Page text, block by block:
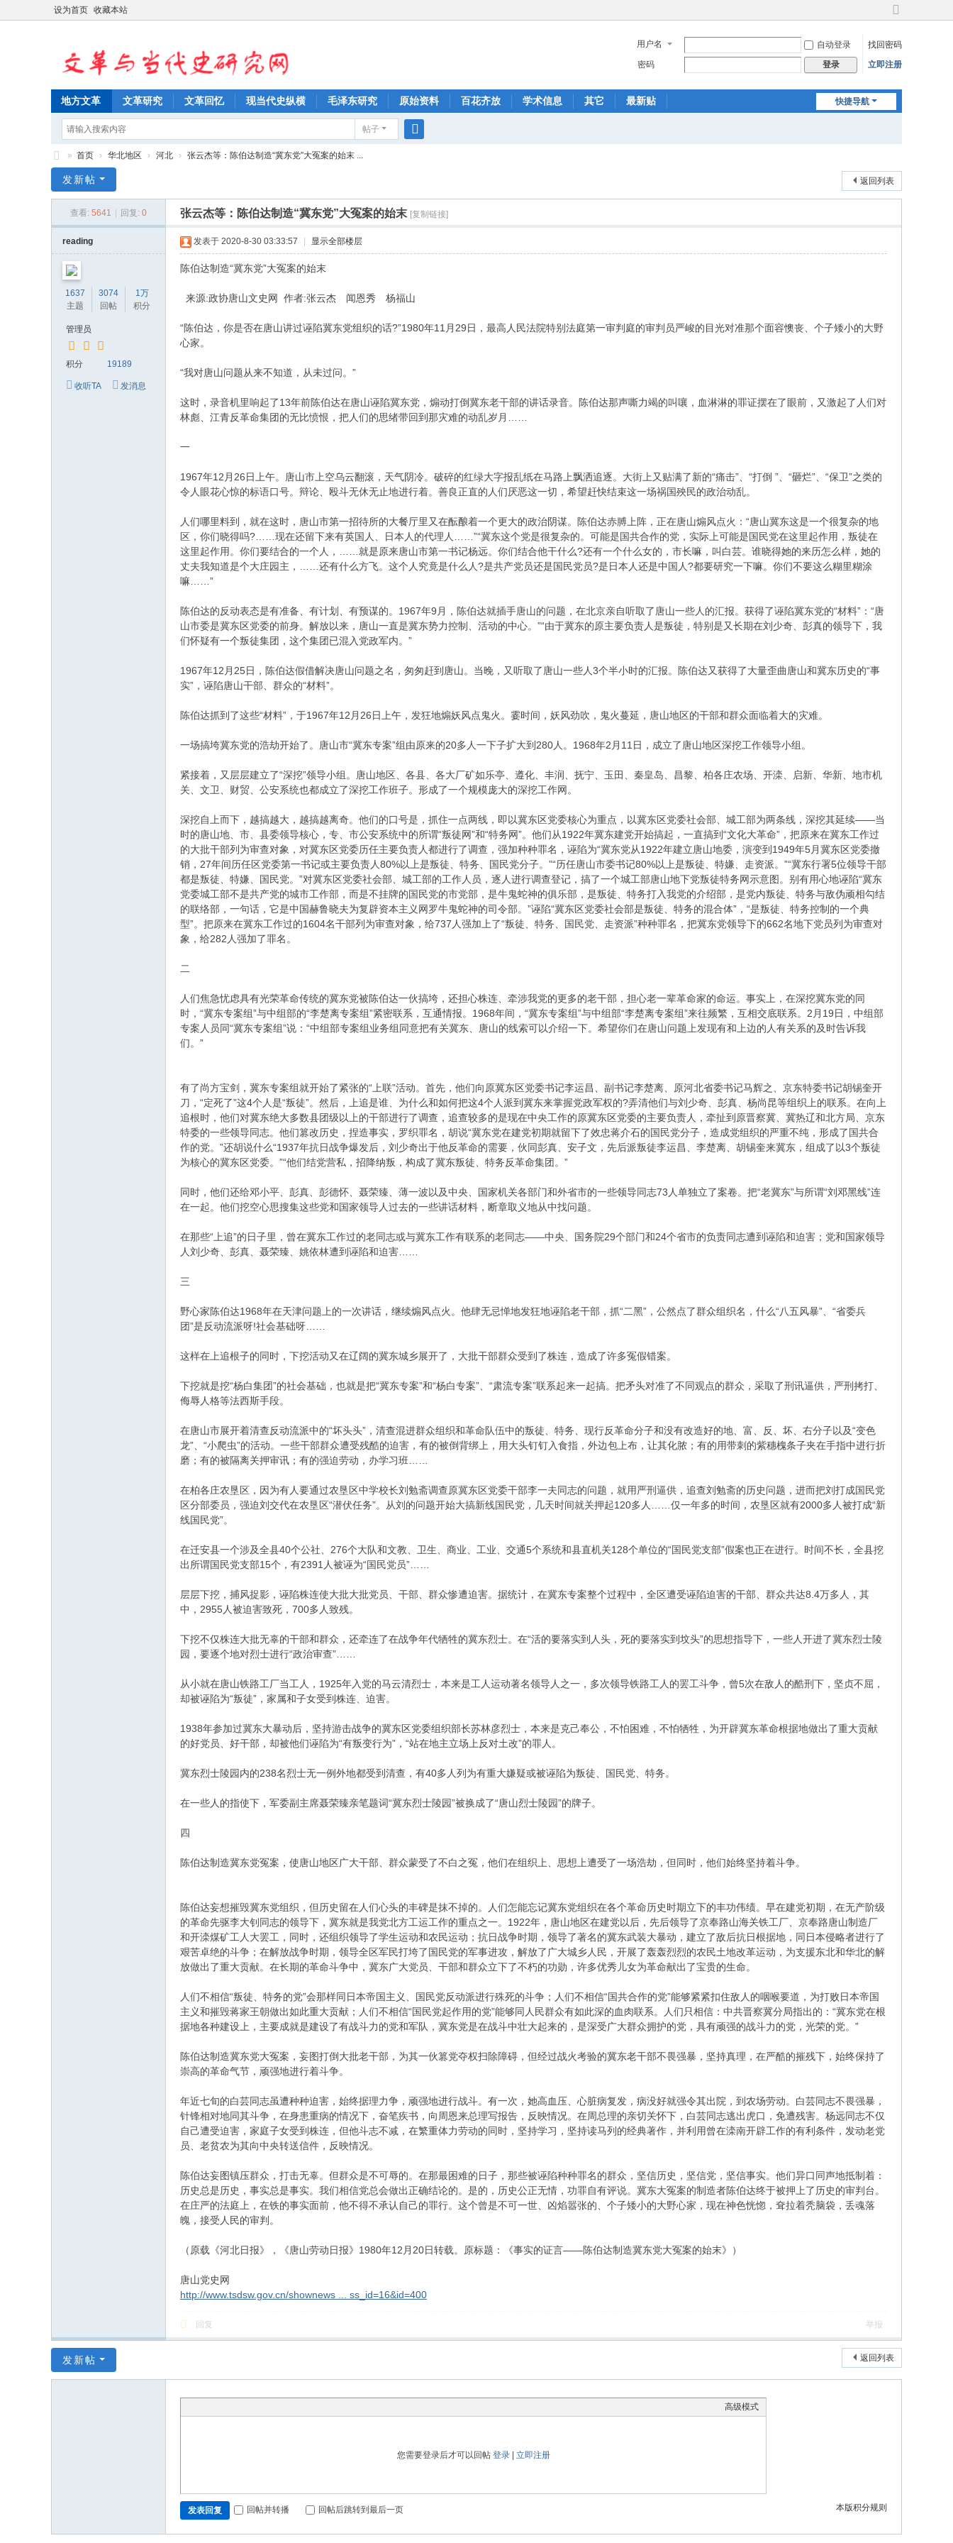
设为首页 收藏本站
切
到
宽
用户名 自动登录
找回密码
密码
登录 立即注册
快捷导航
地方文革 文革研究 文革回忆 现当代史纵横 毛泽东研究 原始资料 百花齐放 学术信息 其它 最新贴
帖子
革
» 首页 › 华北地区 › 河北 › 张云杰等：陈伯达制造“冀东党”大冤案的始末 ...
返回列表
发新帖
查看: 5641 回复: 0 张云杰等：陈伯达制造“冀东党”大冤案的始末 [复制链接]
reading
1637
主题
3074
回帖
1万
积分
管理员
积分 19189
收听TA 发消息
发表于 2020-8-30 03:33:57 显示全部楼层
陈伯达制造“冀东党”大冤案的始末
来源:政协唐山文史网 作者:张云杰 闻恩秀 杨福山
“陈伯达，你是否在唐山讲过诬陷冀东党组织的话?”1980年11月29日，最高人民法院特别法庭第一审判庭的审判员严峻的目光对准那个面容懊丧、个子矮小的大野
心家。
“我对唐山问题从来不知道，从未过问。”
这时，录音机里响起了13年前陈伯达在唐山诬陷冀东党，煽动打倒冀东老干部的讲话录音。陈伯达那声嘶力竭的叫嚷，血淋淋的罪证摆在了眼前，又激起了人们对
林彪、江青反革命集团的无比愤恨，把人们的思绪带回到那灾难的动乱岁月……
一
1967年12月26日上午。唐山市上空乌云翻滚，天气阴冷。破碎的红绿大字报乱纸在马路上飘洒追逐。大街上又贴满了新的“痛击”、“打倒 ”、“砸烂”、“保卫”之类的
令人眼花心惊的标语口号。辩论、殴斗无休无止地进行着。善良正直的人们厌恶这一切，希望赶快结束这一场祸国殃民的政治动乱。
人们哪里料到，就在这时，唐山市第一招待所的大餐厅里又在酝酿着一个更大的政治阴谋。陈伯达赤膊上阵，正在唐山煽风点火：“唐山冀东这是一个很复杂的地
区，你们晓得吗?……现在还留下来有英国人、日本人的代理人……”“冀东这个党是很复杂的。可能是国共合作的党，实际上可能是国民党在这里起作用，叛徒在
这里起作用。你们要结合的一个人，……就是原来唐山市第一书记杨远。你们结合他干什么?还有一个什么女的，市长嘛，叫白芸。谁晓得她的来历怎么样，她的
丈夫我知道是个大庄园主，……还有什么方飞。这个人究竟是什么人?是共产党员还是国民党员?是日本人还是中国人?都要研究一下嘛。你们不要这么糊里糊涂
嘛……”
陈伯达的反动表态是有准备、有计划、有预谋的。1967年9月，陈伯达就插手唐山的问题，在北京亲自听取了唐山一些人的汇报。获得了诬陷冀东党的“材料”：“唐
山市委是冀东区党委的前身。解放以来，唐山一直是冀东势力控制、活动的中心。”“由于冀东的原主要负责人是叛徒，特别是又长期在刘少奇、彭真的领导下，我
们怀疑有一个叛徒集团，这个集团已混入党政军内。”
1967年12月25日，陈伯达假借解决唐山问题之名，匆匆赶到唐山。当晚，又听取了唐山一些人3个半小时的汇报。陈伯达又获得了大量歪曲唐山和冀东历史的“事
实”，诬陷唐山干部、群众的“材料”。
陈伯达抓到了这些“材料”，于1967年12月26日上午，发狂地煽妖风点鬼火。霎时间，妖风劲吹，鬼火蔓延，唐山地区的干部和群众面临着大的灾难。
一场搞垮冀东党的浩劫开始了。唐山市“冀东专案”组由原来的20多人一下子扩大到280人。1968年2月11日，成立了唐山地区深挖工作领导小组。
紧接着，又层层建立了“深挖”领导小组。唐山地区、各县、各大厂矿如乐亭、遵化、丰润、抚宁、玉田、秦皇岛、昌黎、柏各庄农场、开滦、启新、华新、地市机
关、文卫、财贸、公安系统也都成立了深挖工作班子。形成了一个规模庞大的深挖工作网。
深挖自上而下，越搞越大，越搞越离奇。他们的口号是，抓住一点两线，即以冀东区党委核心为重点，以冀东区党委社会部、城工部为两条线，深挖其延续——当
时的唐山地、市、县委领导核心，专、市公安系统中的所谓“叛徒网”和“特务网”。他们从1922年冀东建党开始搞起，一直搞到“文化大革命”，把原来在冀东工作过
的大批干部列为审查对象，对冀东区党委历任主要负责人都进行了调查，强加种种罪名，诬陷为“冀东党从1922年建立唐山地委，演变到1949年5月冀东区党委撤
销，27年间历任区党委第一书记或主要负责人80%以上是叛徒、特务、国民党分子。”“历任唐山市委书记80%以上是叛徒、特嫌、走资派。”“冀东行署5位领导干部
都是叛徒、特嫌、国民党。”对冀东区党委社会部、城工部的工作人员，逐人进行调查登记，搞了一个城工部唐山地下党叛徒特务网示意图。别有用心地诬陷“冀东
党委城工部不是共产党的城市工作部，而是不挂牌的国民党的市党部，是牛鬼蛇神的俱乐部，是叛徒、特务打入我党的介绍部，是党内叛徒、特务与敌伪顽相勾结
的联络部，一句话，它是中国赫鲁晓夫为复辟资本主义网罗牛鬼蛇神的司令部。”诬陷“冀东区党委社会部是叛徒、特务的混合体”，“是叛徒、特务控制的一个典
型”。把原来在冀东工作过的1604名干部列为审查对象，给737人强加上了“叛徒、特务、国民党、走资派”种种罪名，把冀东党领导下的662名地下党员列为审查对
象，给282人强加了罪名。
二
人们焦急忧虑具有光荣革命传统的冀东党被陈伯达一伙搞垮，还担心株连、牵涉我党的更多的老干部，担心老一辈革命家的命运。事实上，在深挖冀东党的同
时，“冀东专案组”与中组部的“李楚离专案组”紧密联系，互通情报。1968年间，“冀东专案组”与中组部“李楚离专案组”来往频繁，互相交底联系。2月19日，中组部
专案人员同“冀东专案组”说：“中组部专案组业务组同意把有关冀东、唐山的线索可以介绍一下。希望你们在唐山问题上发现有和上边的人有关系的及时告诉我
们。”
有了尚方宝剑，冀东专案组就开始了紧张的“上联”活动。首先，他们向原冀东区党委书记李运昌、副书记李楚离、原河北省委书记马辉之、京东特委书记胡锡奎开
刀，“定死了”这4个人是“叛徒”。然后，上追是谁、为什么和如何把这4个人派到冀东来掌握党政军权的?弄清他们与刘少奇、彭真、杨尚昆等组织上的联系。在向上
追根时，他们对冀东绝大多数县团级以上的干部进行了调查，追查较多的是现在中央工作的原冀东区党委的主要负责人，牵扯到原晋察冀、冀热辽和北方局、京东
特委的一些领导同志。他们篡改历史，捏造事实，罗织罪名，胡说“冀东党在建党初期就留下了效忠蒋介石的国民党分子，造成党组织的严重不纯，形成了国共合
作的党。”还胡说什么“1937年抗日战争爆发后，刘少奇出于他反革命的需要，伙同彭真、安子文，先后派叛徒李运昌、李楚离、胡锡奎来冀东，组成了以3个叛徒
为核心的冀东区党委。”“他们结党营私，招降纳叛，构成了冀东叛徒、特务反革命集团。”
同时，他们还给邓小平、彭真、彭德怀、聂荣臻、薄一波以及中央、国家机关各部门和外省市的一些领导同志73人单独立了案卷。把“老冀东”与所谓“刘邓黑线”连
在一起。他们挖空心思搜集这些党和国家领导人过去的一些讲话材料，断章取义地从中找问题。
在那些“上追”的日子里，曾在冀东工作过的老同志或与冀东工作有联系的老同志——中央、国务院29个部门和24个省市的负责同志遭到诬陷和迫害；党和国家领导
人刘少奇、彭真、聂荣臻、姚依林遭到诬陷和迫害……
三
野心家陈伯达1968年在天津问题上的一次讲话，继续煽风点火。他肆无忌惮地发狂地诬陷老干部，抓“二黑”，公然点了群众组织名，什么“八五风暴”、“省委兵
团”是反动流派呀!社会基础呀……
这样在上追根子的同时，下挖活动又在辽阔的冀东城乡展开了，大批干部群众受到了株连，造成了许多冤假错案。
下挖就是挖“杨白集团”的社会基础，也就是把“冀东专案”和“杨白专案”、“肃流专案”联系起来一起搞。把矛头对准了不同观点的群众，采取了刑讯逼供，严刑拷打、
侮辱人格等法西斯手段。
在唐山市展开着清查反动流派中的“坏头头”，清查混进群众组织和革命队伍中的叛徒、特务、现行反革命分子和没有改造好的地、富、反、坏、右分子以及“变色
龙”、“小爬虫”的活动。一些干部群众遭受残酷的迫害，有的被倒背绑上，用大头钉钉入食指，外边包上布，让其化脓；有的用带刺的紫穗槐条子夹在手指中进行折
磨；有的被隔离关押审讯；有的强迫劳动，办学习班……
在柏各庄农垦区，因为有人要通过农垦区中学校长刘勉斋调查原冀东区党委干部李一夫同志的问题，就用严刑逼供，追查刘勉斋的历史问题，进而把刘打成国民党
区分部委员，强迫刘交代在农垦区“潜伏任务”。从刘的问题开始大搞新线国民党，几天时间就关押起120多人……仅一年多的时间，农垦区就有2000多人被打成“新
线国民党”。
在迁安县一个涉及全县40个公社、276个大队和文教、卫生、商业、工业、交通5个系统和县直机关128个单位的“国民党支部”假案也正在进行。时间不长，全县挖
出所谓国民党支部15个，有2391人被诬为“国民党员”……
层层下挖，捕风捉影，诬陷株连使大批大批党员、干部、群众惨遭迫害。据统计，在冀东专案整个过程中，全区遭受诬陷迫害的干部、群众共达8.4万多人，其
中，2955人被迫害致死，700多人致残。
下挖不仅株连大批无辜的干部和群众，还牵连了在战争年代牺牲的冀东烈士。在“活的要落实到人头，死的要落实到坟头”的思想指导下，一些人开进了冀东烈士陵
园，要逐个地对烈士进行“政治审查”……
从小就在唐山铁路工厂当工人，1925年入党的马云清烈士，本来是工人运动著名领导人之一，多次领导铁路工人的罢工斗争，曾5次在敌人的酷刑下，坚贞不屈，
却被诬陷为“叛徒”，家属和子女受到株连、迫害。
1938年参加过冀东大暴动后，坚持游击战争的冀东区党委组织部长苏林彦烈士，本来是克己奉公，不怕困难，不怕牺牲，为开辟冀东革命根据地做出了重大贡献
的好党员、好干部，却被他们诬陷为“有叛变行为”，“站在地主立场上反对土改”的罪人。
冀东烈士陵园内的238名烈士无一例外地都受到清查，有40多人列为有重大嫌疑或被诬陷为叛徒、国民党、特务。
在一些人的指使下，军委副主席聂荣臻亲笔题词“冀东烈士陵园”被换成了“唐山烈士陵园”的牌子。
四
陈伯达制造冀东党冤案，使唐山地区广大干部、群众蒙受了不白之冤，他们在组织上、思想上遭受了一场浩劫，但同时，他们始终坚持着斗争。
陈伯达妄想摧毁冀东党组织，但历史留在人们心头的丰碑是抹不掉的。人们怎能忘记冀东党组织在各个革命历史时期立下的丰功伟绩。早在建党初期，在无产阶级
的革命先驱李大钊同志的领导下，冀东就是我党北方工运工作的重点之一。1922年，唐山地区在建党以后，先后领导了京奉路山海关铁工厂、京奉路唐山制造厂
和开滦煤矿工人大罢工，同时，还组织领导了学生运动和农民运动；抗日战争时期，领导了著名的冀东武装大暴动，建立了敌后抗日根据地，同日本侵略者进行了
艰苦卓绝的斗争；在解放战争时期，领导全区军民打垮了国民党的军事进攻，解放了广大城乡人民，开展了轰轰烈烈的农民土地改革运动，为支援东北和华北的解
放做出了重大贡献。在长期的革命斗争中，冀东广大党员、干部和群众立下了不朽的功勋，许多优秀儿女为革命献出了宝贵的生命。
人们不相信“叛徒、特务的党”会那样同日本帝国主义、国民党反动派进行殊死的斗争；人们不相信“国共合作的党”能够紧紧扣住敌人的咽喉要道，为打败日本帝国
主义和摧毁蒋家王朝做出如此重大贡献；人们不相信“国民党起作用的党”能够同人民群众有如此深的血肉联系。人们只相信：中共晋察冀分局指出的：“冀东党在根
据地各种建设上，主要成就是建设了有战斗力的党和军队，冀东党是在战斗中壮大起来的，是深受广大群众拥护的党，具有顽强的战斗力的党，光荣的党。”
陈伯达制造冀东党大冤案，妄图打倒大批老干部，为其一伙篡党夺权扫除障碍，但经过战火考验的冀东老干部不畏强暴，坚持真理，在严酷的摧残下，始终保持了
崇高的革命气节，顽强地进行着斗争。
年近七旬的白芸同志虽遭种种迫害，始终据理力争，顽强地进行战斗。有一次，她高血压、心脏病复发，病没好就强令其出院，到农场劳动。白芸同志不畏强暴，
针锋相对地同其斗争，在身患重病的情况下，奋笔疾书，向周恩来总理写报告，反映情况。在周总理的亲切关怀下，白芸同志逃出虎口，免遭残害。杨远同志不仅
自己遭受迫害，家庭子女受到株连，但他斗志不减，在繁重体力劳动的同时，坚持学习，坚持读马列的经典著作，并利用曾在滦南开辟工作的有利条件，发动老党
员、老贫农为其向中央转送信件，反映情况。
陈伯达妄图镇压群众，打击无辜。但群众是不可辱的。在那最困难的日子，那些被诬陷种种罪名的群众，坚信历史，坚信党，坚信事实。他们异口同声地抵制着：
历史总是历史，事实总是事实。我们相信党总会做出正确结论的。是的，历史公正无情，功罪自有评说。冀东大冤案的制造者陈伯达终于被押上了历史的审判台。
在庄严的法庭上，在铁的事实面前，他不得不承认自己的罪行。这个曾是不可一世、凶焰嚣张的、个子矮小的大野心家，现在神色恍惚，耷拉着秃脑袋，丢魂落
魄，接受人民的审判。
（原载《河北日报》，《唐山劳动日报》1980年12月20日转载。原标题：《事实的证言——陈伯达制造冀东党大冤案的始末》）
唐山党史网
http://www.tsdsw.gov.cn/shownews ... ss_id=16&id=400
回复 举报
返回列表
发新帖
高级模式
您需要登录后才可以回帖 登录| 立即注册
本版积分规则
发表回复 回帖并转播 回帖后跳转到最后一页